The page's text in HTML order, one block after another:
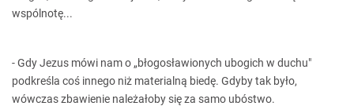
wspólnotę...
- Gdy Jezus mówi nam o „błogosławionych ubogich w duchu"
podkreśla coś innego niż materialną biedę. Gdyby tak było,
wówczas zbawienie należałoby się za samo ubóstwo.